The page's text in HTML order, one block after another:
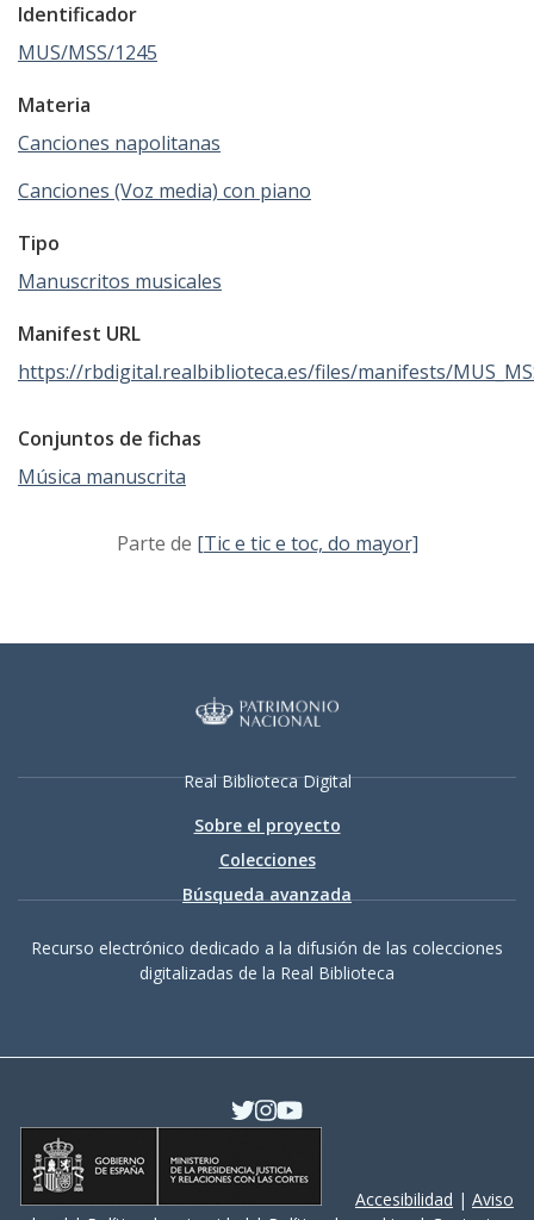
Identificador
MUS/MSS/1245
Materia
Canciones napolitanas
Canciones (Voz media) con piano
Tipo
Manuscritos musicales
Manifest URL
https://rbdigital.realbiblioteca.es/files/manifests/
Conjuntos de fichas
Música manuscrita
Parte de [Tic e tic e toc, do mayor]
Real Biblioteca Digital
Sobre el proyecto
Colecciones
Búsqueda avanzada
Recurso electrónico dedicado a la difusión de las colecciones
digitalizadas de la Real Biblioteca
Accesibilidad | Aviso